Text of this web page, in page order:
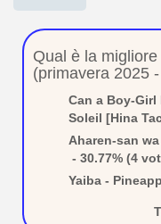
Qual è la
(primavera 2025
Can a Boy-
Soleil [Hina
Aharen-san
- 30.77% (4
Yaiba -